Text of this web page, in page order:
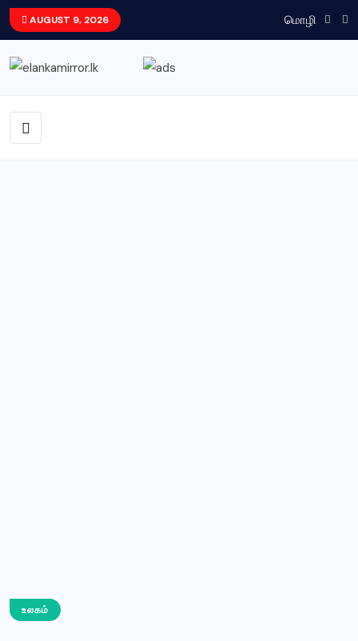
AUGUST 9, 2026 மொழி
உலகம்